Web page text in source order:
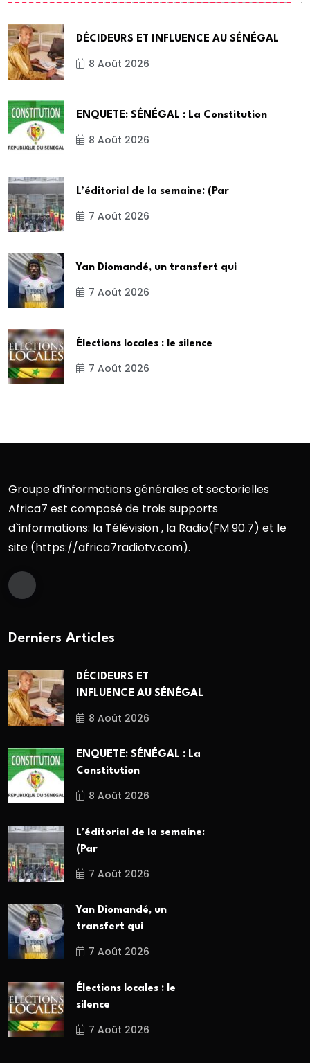
DÉCIDEURS ET INFLUENCE AU SÉNÉGAL
8 Août 2026
ENQUETE: SÉNÉGAL : La Constitution
8 Août 2026
L’éditorial de la semaine: (Par
7 Août 2026
Yan Diomandé, un transfert qui
7 Août 2026
Élections locales : le silence
7 Août 2026
Groupe d’informations générales et sectorielles
Africa7 est composé de trois supports
d`informations: la Télévision , la Radio(FM 90.7) et le
site (https://africa7radiotv.com).
Derniers Articles
DÉCIDEURS ET
INFLUENCE AU SÉNÉGAL
8 Août 2026
ENQUETE: SÉNÉGAL : La
Constitution
8 Août 2026
L’éditorial de la semaine:
(Par
7 Août 2026
Yan Diomandé, un
transfert qui
7 Août 2026
Élections locales : le
silence
7 Août 2026